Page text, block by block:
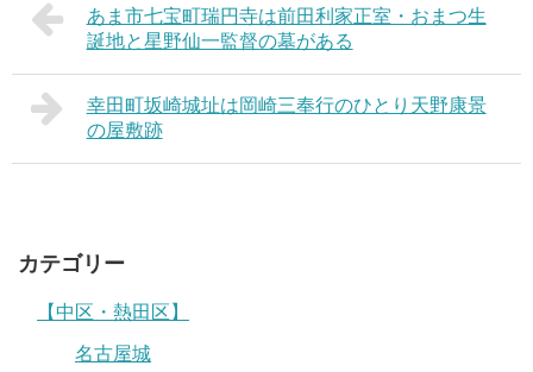
あま市七宝町瑞円寺は前田利家正室・おまつ生
誕地と星野仙一監督の墓がある
幸田町坂崎城址は岡崎三奉行のひとり天野康景
の屋敷跡
カテゴリー
【中区・熱田区】
名古屋城